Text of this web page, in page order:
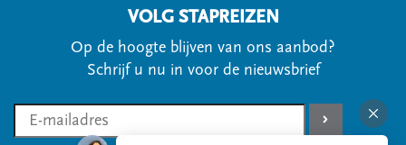
VOLG STAPREIZEN
Op de hoogte blijven van ons aanbod?
Schrijf u nu in voor de nieuwsbrief